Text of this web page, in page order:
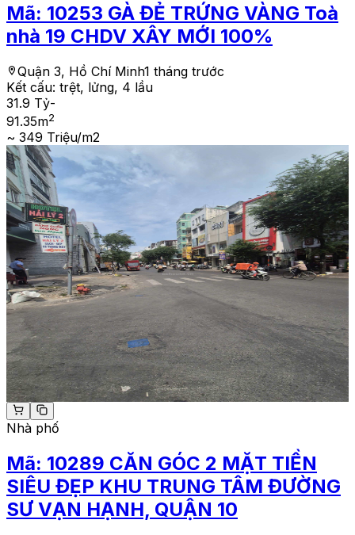
Mã: 10253 GÀ ĐẺ TRỨNG VÀNG Toà
nhà 19 CHDV XÂY MỚI 100%
Quận 3, Hồ Chí Minh1 tháng trước
Kết cấu: trệt, lửng, 4 lầu
31.9 Tỷ-
91.35m2
~ 349 Triệu/m2
Nhà phố
Mã: 10289 CĂN GÓC 2 MẶT TIỀN
SIÊU ĐẸP KHU TRUNG TÂM ĐƯỜNG
SƯ VẠN HẠNH, QUẬN 10